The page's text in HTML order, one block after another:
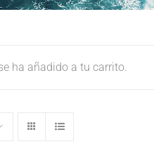
ha añadido a tu carrito.